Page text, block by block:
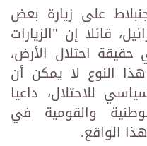
على زيارة بعض
قائلا إن "الزيارات
حقيقة احتلال الأرض،
النوع لا يمكن أن
للاحتلال، داعيا
والقومية في
الواقع.